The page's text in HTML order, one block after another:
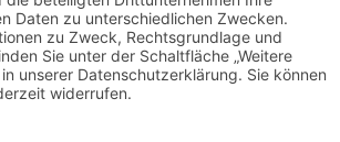
B2B / Dropshipping
LUCID: DE2926643562464